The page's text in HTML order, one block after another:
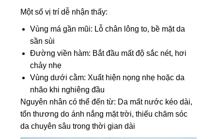
Một số vị trí dễ nhận thấy:
Vùng má gần mũi: Lỗ chân lông to, bề mặt da
sần sùi
Đường viền hàm: Bắt đầu mất độ sắc nét, hơi
chảy nhẹ
Vùng dưới cằm: Xuất hiện nọng nhẹ hoặc da
nhão khi nghiêng đầu
Nguyên nhân có thể đến từ: Da mất nước kéo dài,
tổn thương do ánh nắng mặt trời, thiếu chăm sóc
da chuyên sâu trong thời gian dài